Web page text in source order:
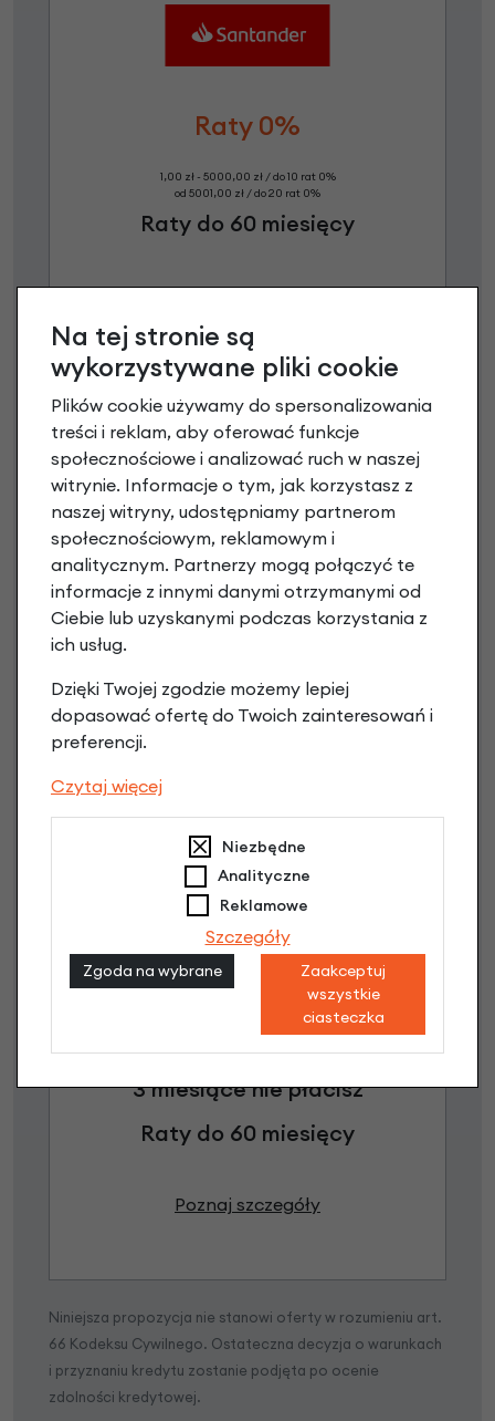
Raty 0%
1,00 zł - 5000,00 zł / do 10 rat 0%
od 5001,00 zł / do 20 rat 0%
Raty do 60 miesięcy
Raty 0%
3 miesiące nie płacisz
Raty do 60 miesięcy
Raty 0%
3 miesiące nie płacisz
Raty do 60 miesięcy
Poznaj szczegóły
Niniejsza propozycja nie stanowi oferty w rozumieniu art.
66 Kodeksu Cywilnego. Ostateczna decyzja o warunkach
i przyznaniu kredytu zostanie podjęta po ocenie
zdolności kredytowej.
Na tej stronie są
wykorzystywane pliki cookie
Plików cookie używamy do spersonalizowania
treści i reklam, aby oferować funkcje
społecznościowe i analizować ruch w naszej
witrynie. Informacje o tym, jak korzystasz z
naszej witryny, udostępniamy partnerom
społecznościowym, reklamowym i
analitycznym. Partnerzy mogą połączyć te
informacje z innymi danymi otrzymanymi od
Ciebie lub uzyskanymi podczas korzystania z
ich usług.
Dzięki Twojej zgodzie możemy lepiej
dopasować ofertę do Twoich zainteresowań i
preferencji.
Czytaj więcej
Niezbędne
Analityczne
Reklamowe
Szczegóły
Zgoda na wybrane
Zaakceptuj
wszystkie
ciasteczka